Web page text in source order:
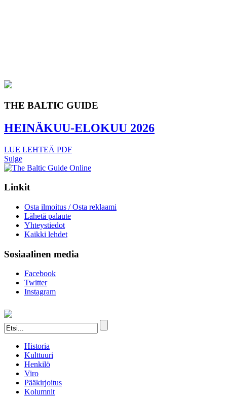
THE BALTIC GUIDE
HEINÄKUU-ELOKUU 2026
LUE LEHTEÄ PDF
Sulge
Linkit
Osta ilmoitus / Osta reklaami
Lähetä palaute
Yhteystiedot
Kaikki lehdet
Sosiaalinen media
Facebook
Twitter
Instagram
Historia
Kulttuuri
Henkilö
Viro
Pääkirjoitus
Kolumnit